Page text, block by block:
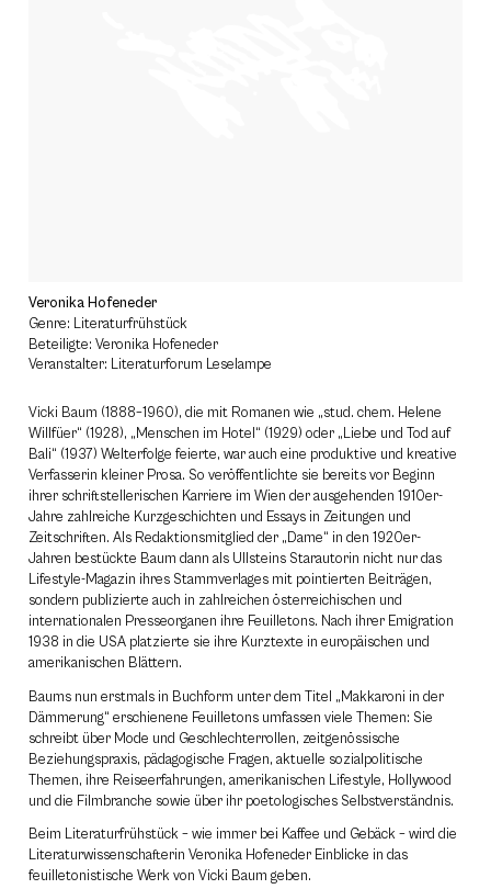
Veronika Hofeneder
Genre: Literaturfrühstück
Beteiligte: Veronika Hofeneder
Veranstalter: Literaturforum Leselampe
Vicki Baum (1888–1960), die mit Romanen wie „stud. chem. Helene
Willfüer“ (1928), „Menschen im ­Hotel“ (1929) oder „Liebe und Tod auf
Bali“ (1937) Welterfolge feierte, war auch eine produktive und kreative
Verfasserin kleiner Prosa. So veröffentlichte sie bereits vor Beginn
ihrer schriftstellerischen Karriere im Wien der ausgehenden 1910er-
Jahre zahlreiche Kurzgeschichten und Essays in Zeitungen und
Zeitschriften. Als Redaktions­mitglied der „Dame“ in den 1920er-
Jahren bestückte Baum dann als Ullsteins Starautorin nicht nur das
Lifestyle-Magazin ihres Stammverlages mit pointierten Beiträgen,
sondern publizierte auch in zahlreichen österreichischen und
internationalen Presseorganen ihre Feuilletons. Nach ihrer Emigration
1938 in die USA platzierte sie ihre Kurztexte in europäischen und
amerikanischen Blättern.
Baums nun erstmals in Buchform unter dem Titel „Makkaroni in der
Dämmerung“ erschienene Feuilletons umfassen viele Themen: Sie
schreibt über Mode und Geschlechterrollen, zeitgenössische
Beziehungspraxis, pädagogische Fragen, aktuelle sozialpolitische
Themen, ihre Reiseerfahrungen, amerikanischen Lifestyle, Hollywood
und die Filmbranche sowie über ihr poetologisches Selbstverständnis.
Beim Literaturfrühstück – wie immer bei Kaffee und Gebäck – wird die
Literaturwissenschafterin Veronika Hofeneder Einblicke in das
feuilletonistische Werk von Vicki Baum geben.